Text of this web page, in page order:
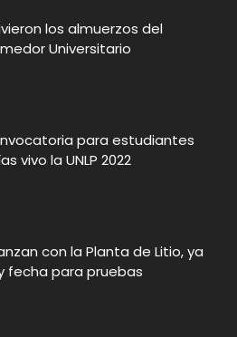
los almuerzos del
Universitario
para estudiantes
vivo la UNLP 2022
con la Planta de Litio, ya
fecha para pruebas